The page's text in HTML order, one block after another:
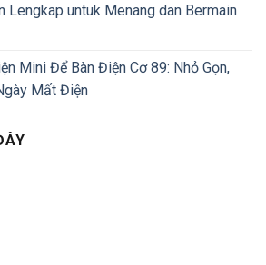
Lengkap untuk Menang dan Bermain
Mini Để Bàn Điện Cơ 89: Nhỏ Gọn,
Mất Điện